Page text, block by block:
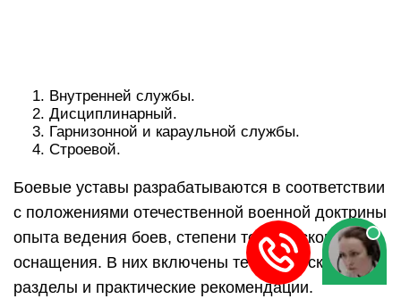
Внутренней службы.
Дисциплинарный.
Гарнизонной и караульной службы.
Строевой.
Боевые уставы разрабатываются в соответствии
с положениями отечественной военной доктрины
опыта ведения боев, степени технического
оснащения. В них включены теоретические
разделы и практические рекомендации.